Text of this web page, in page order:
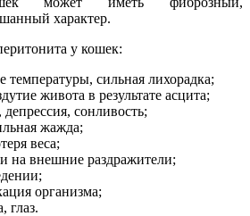
характер.
у кошек:
температуры, сильная лихорадка;
живота в результате асцита;
сонливость;
жажда;
веса;
на внешние раздражители;
организма;
глаз.